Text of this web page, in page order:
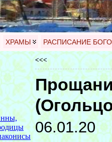
ХРАМЫ РАСПИСАНИЕ
<<<
06.01.20